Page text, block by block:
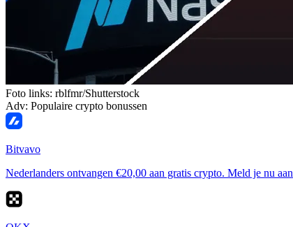
Foto links: rblfmr/Shutterstock
Adv: Populaire crypto bonussen
Bitvavo
Nederlanders ontvangen €20,00 aan gratis crypto. Meld je nu aan